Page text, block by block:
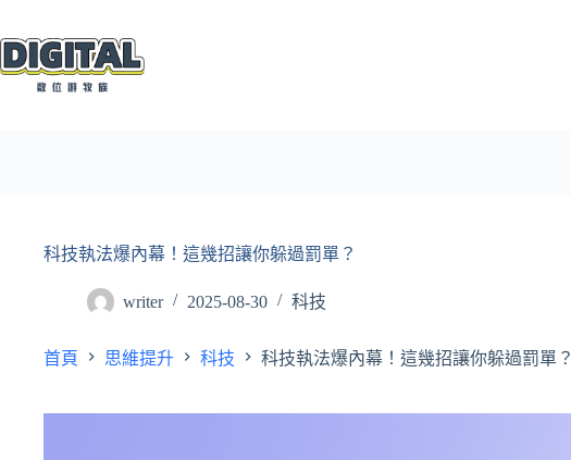
至
主
科技執法爆內幕！這幾招讓你躲過罰單？
writer 2025-08-30 科技
首頁 思維提升 科技 科技執法爆內幕！這幾招讓你躲過罰單？